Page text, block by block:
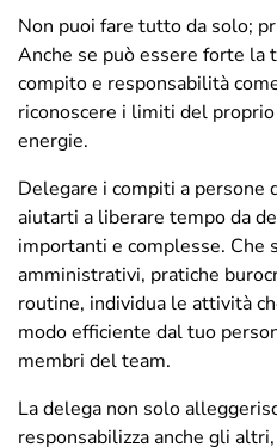
Non puoi fare tutto da solo;
Anche se può essere forte la
compito e responsabilità
riconoscere i limiti del
energie.
Delegare i compiti a persone
aiutarti a liberare tempo da
importanti e complesse. Che
amministrativi, pratiche
routine, individua le attività
modo efficiente dal tuo
membri del team.
La delega non solo
responsabilizza anche gli